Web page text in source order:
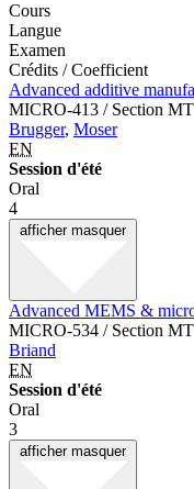
Cours
Langue
Examen
Crédits / Coefficient
Advanced additive
MICRO-413 / Section MT
Brugger, Moser
EN
Session d'été
Oral
4
afficher masquer
Advanced MEMS &
MICRO-534 / Section MT
Briand
EN
Session d'été
Oral
3
afficher masquer